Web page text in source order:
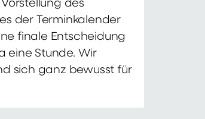
des
der Terminkalender
finale Entscheidung
eine Stunde. Wir
sich ganz bewusst für